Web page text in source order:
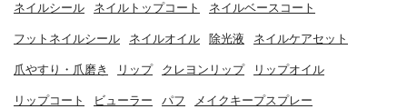
ネイルシール ネイルトップコート ネイルベースコート
フットネイルシール ネイルオイル 除光液 ネイルケアセット
爪やすり・爪磨き リップ クレヨンリップ リップオイル
リップコート ビューラー パフ メイクキープスプレー